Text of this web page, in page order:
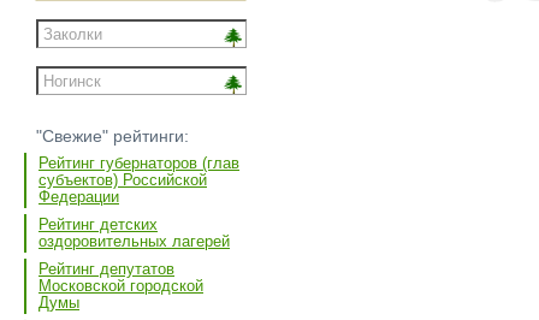
"Свежие" рейтинги:
Рейтинг губернаторов (глав
субъектов) Российской
Федерации
Рейтинг детских
оздоровительных лагерей
Рейтинг депутатов
Московской городской
Думы